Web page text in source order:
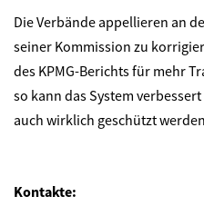
Die Verbände appellieren an
seiner Kommission zu
des KPMG-Berichts für mehr
so kann das System
auch wirklich geschützt
Kontakte: